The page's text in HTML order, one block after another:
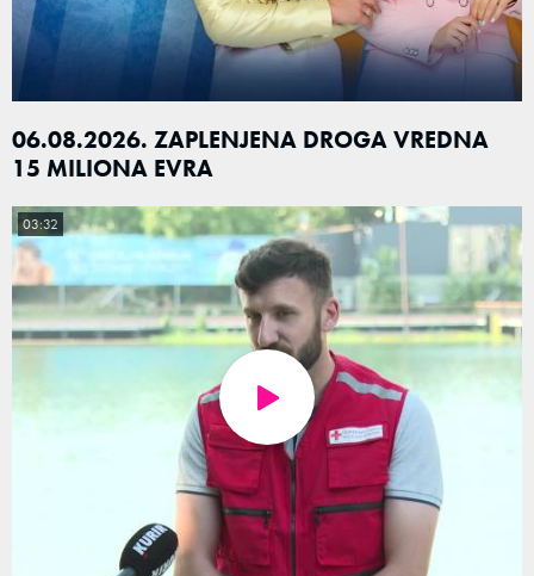
06.08.2026. ZAPLENJENA DROGA VREDNA
15 MILIONA EVRA
03:32